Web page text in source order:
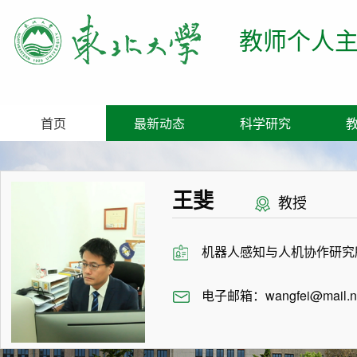
教师个人
首页 最新动态 科学研究
王斐 教授
机器人感知与人机协作研
电子邮箱：